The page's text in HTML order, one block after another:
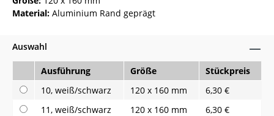
Material: Aluminium Rand geprägt
Auswahl
Ausführung Größe
Stückpreis
10, weiß/schwarz
120 x 160 mm
6,30 €
11, weiß/schwarz
120 x 160 mm
6,30 €